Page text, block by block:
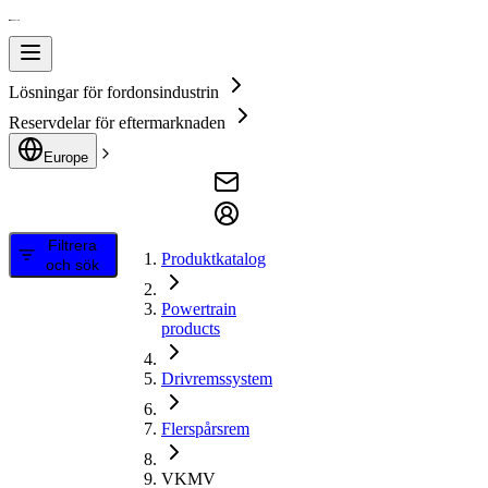
Lösningar för fordonsindustrin
Reservdelar för eftermarknaden
Europe
Filtrera
och sök
Produktkatalog
Powertrain
products
Drivremssystem
Flerspårsrem
VKMV